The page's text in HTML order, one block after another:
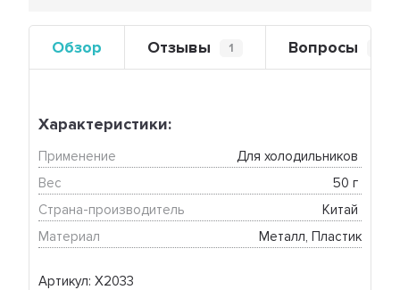
Обзор Отзывы 1 Вопросы
Артикул: X2033
Характеристики:
Применение
Для холодильников
Вес
50 г
Страна-производитель
Китай
Материал
Металл, Пластик